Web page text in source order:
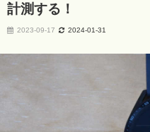
計測する！
2023-09-17 2024-01-31